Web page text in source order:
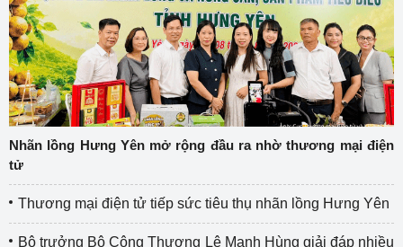
Nhãn lồng Hưng Yên mở rộng đầu ra nhờ thương mại điện
tử
Thương mại điện tử tiếp sức tiêu thụ nhãn lồng Hưng Yên
Bộ trưởng Bộ Công Thương Lê Mạnh Hùng giải đáp nhiều